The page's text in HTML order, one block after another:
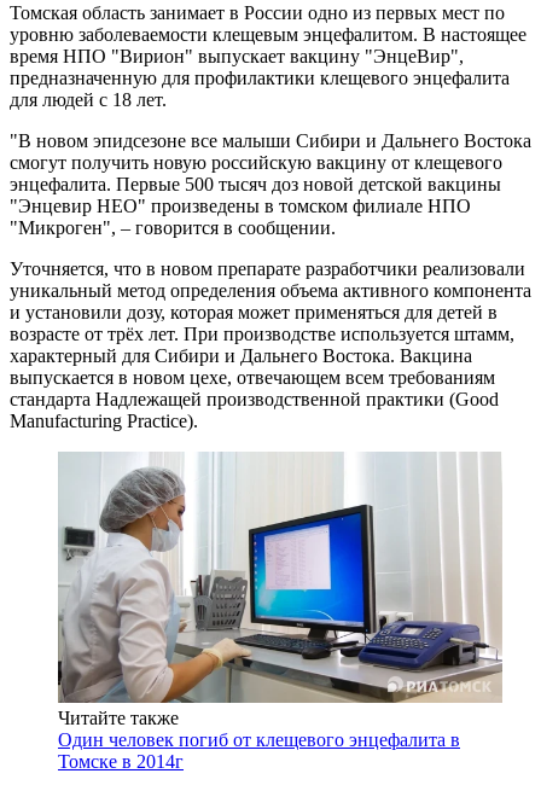
Томская область занимает в России одно из первых мест по
уровню заболеваемости клещевым энцефалитом. В настоящее
время НПО "Вирион" выпускает вакцину "ЭнцеВир",
предназначенную для профилактики клещевого энцефалита
для людей с 18 лет.
"В новом эпидсезоне все малыши Сибири и Дальнего Востока
смогут получить новую российскую вакцину от клещевого
энцефалита. Первые 500 тысяч доз новой детской вакцины
"Энцевир НЕО" произведены в томском филиале НПО
"Микроген", – говорится в сообщении.
Уточняется, что в новом препарате разработчики реализовали
уникальный метод определения объема активного компонента
и установили дозу, которая может применяться для детей в
возрасте от трёх лет. При производстве используется штамм,
характерный для Сибири и Дальнего Востока. Вакцина
выпускается в новом цехе, отвечающем всем требованиям
стандарта Надлежащей производственной практики (Good
Manufacturing Practice).
Читайте также
Один человек погиб от клещевого энцефалита в
Томске в 2014г